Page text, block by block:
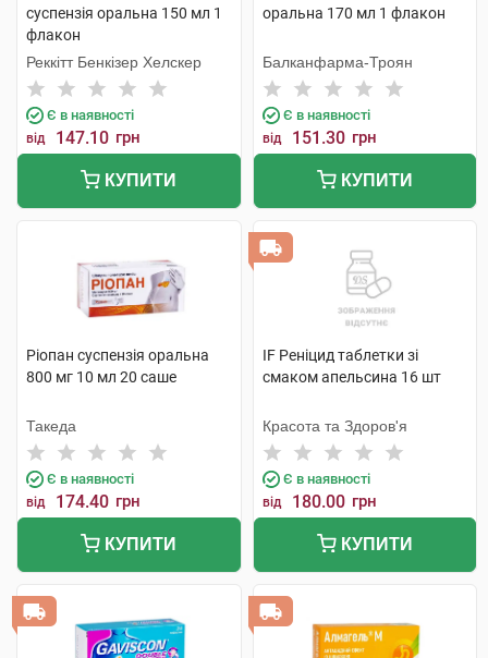
суспензія оральна 150 мл 1
флакон
Реккітт Бенкізер Хелскер
Є в наявності
від 147.10 грн
КУПИТИ
оральна 170 мл 1 флакон
Балканфарма-Троян
Є в наявності
від 151.30 грн
КУПИТИ
Ріопан суспензія оральна
800 мг 10 мл 20 саше
Такеда
Є в наявності
від 174.40 грн
КУПИТИ
IF Реніцид таблетки зі
смаком апельсина 16 шт
Красота та Здоров'я
Є в наявності
від 180.00 грн
КУПИТИ